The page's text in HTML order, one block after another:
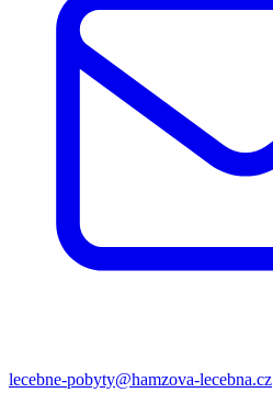
lecebne-pobyty@hamzova-lecebna.cz